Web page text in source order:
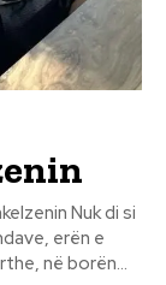
erën e
në borën...